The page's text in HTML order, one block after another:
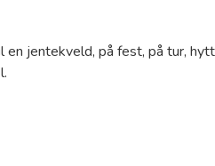
jentekveld, på fest, på tur,